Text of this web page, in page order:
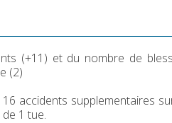
(+11) et du nombre de
(2)
accidents supplementaires
1 tue.